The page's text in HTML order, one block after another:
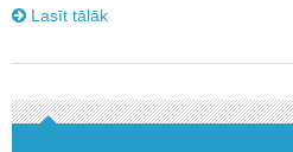
Lasīt tālāk